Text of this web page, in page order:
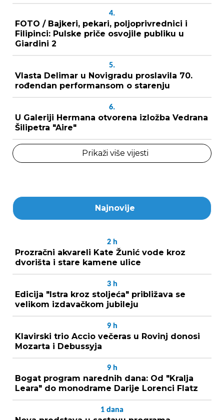
4.
FOTO / Bajkeri, pekari, poljoprivrednici i
Filipinci: Pulske priče osvojile publiku u
Giardini 2
5.
Vlasta Delimar u Novigradu proslavila 70.
rođendan performansom o starenju
6.
U Galeriji Hermana otvorena izložba Vedrana
Šilipetra "Aire"
Prikaži više vijesti
Najnovije
2 h
Prozračni akvareli Kate Žunić vode kroz
dvorišta i stare kamene ulice
3 h
Edicija "Istra kroz stoljeća" približava se
velikom izdavačkom jubileju
9 h
Klavirski trio Accio večeras u Rovinj donosi
Mozarta i Debussyja
9 h
Bogat program narednih dana: Od "Kralja
Leara" do monodrame Darije Lorenci Flatz
1 dana